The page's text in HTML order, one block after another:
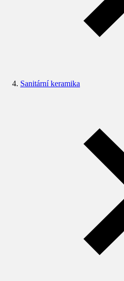
Sanitární keramika